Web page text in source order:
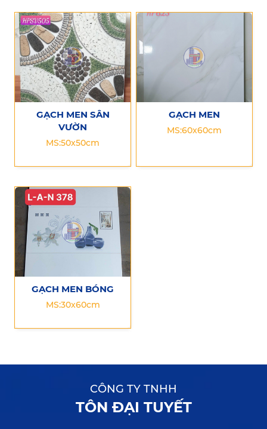
GẠCH MEN SÂN
VƯỜN
MS:50x50cm
GẠCH MEN
MS:60x60cm
GẠCH MEN BÓNG
MS:30x60cm
CÔNG TY TNHH
TÔN ĐẠI TUYẾT